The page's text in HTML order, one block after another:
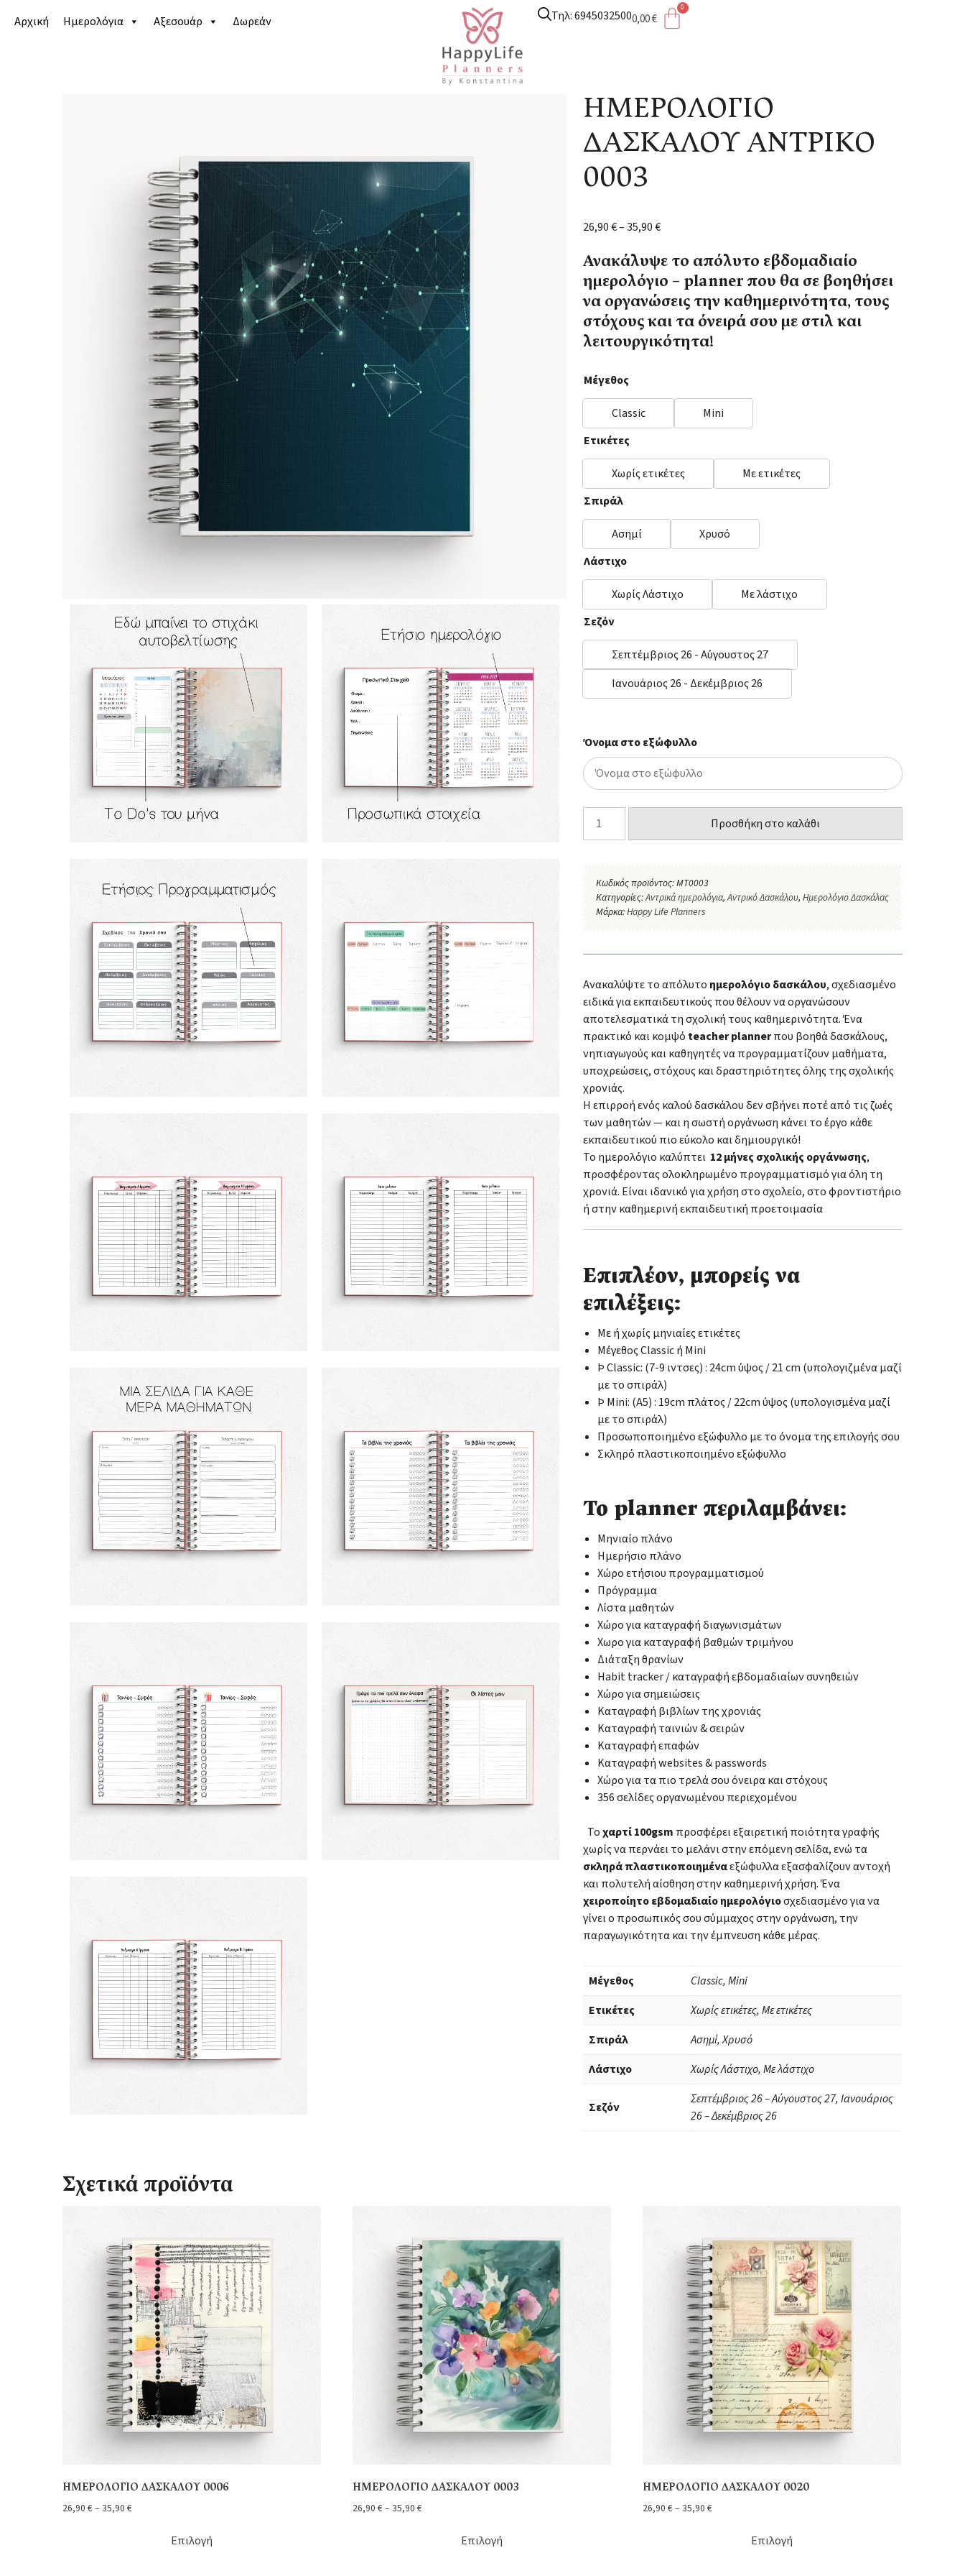
Αρχική Ημερολόγια Αξεσουάρ Δωρεάν Τηλ: 69450325000,00€
Αντρικό Δασκάλου/ ΗΜΕΡΟΛΟΓΙΟ ΔΑΣΚΑΛΟΥ ΑΝΤΡΙΚΟ 0003
ΗΜΕΡΟΛΟΓΙΟ
ΔΑΣΚΑΛΟΥ ΑΝΤΡΙΚΟ
0003
26,90€– 35,90€
Ανακάλυψε το απόλυτο εβδομαδιαίο
ημερολόγιο – planner που θα σε βοηθήσει
να οργανώσεις την καθημερινότητα, τους
στόχους και τα όνειρά σου με στιλ και
λειτουργικότητα!
Μέγεθος
Classic
Mini
Ετικέτες
Χωρίς ετικέτες
Με ετικέτες
Σπιράλ
Ασημί
Χρυσό
Λάστιχο
Χωρίς Λάστιχο
Με λάστιχο
Σεζόν
Σεπτέμβριος 26 - Αύγουστος 27
Ιανουάριος 26 - Δεκέμβριος 26
Όνομα στο εξώφυλλο
Προσθήκη στο καλάθι
Κωδικός προϊόντος:ΜΤ0003
Κατηγορίες:Αντρικά ημερολόγια,Αντρικό Δασκάλου,Ημερολόγιο Δασκάλας
Μάρκα:Happy Life Planners
Ανακαλύψτε το απόλυτο ημερολόγιο δασκάλου, σχεδιασμένο
ειδικά για εκπαιδευτικούς που θέλουν να οργανώσουν
αποτελεσματικά τη σχολική τους καθημερινότητα. Ένα
πρακτικό και κομψό teacher plannerπου βοηθά δασκάλους,
νηπιαγωγούς και καθηγητές να προγραμματίζουν μαθήματα,
υποχρεώσεις, στόχους και δραστηριότητες όλης της σχολικής
χρονιάς.
Η επιρροή ενός καλού δασκάλου δεν σβήνει ποτέ από τις ζωές
των μαθητών — και η σωστή οργάνωση κάνει το έργο κάθε
εκπαιδευτικού πιο εύκολο και δημιουργικό!
Το ημερολόγιο καλύπτει 12 μήνες σχολικής οργάνωσης,
προσφέροντας ολοκληρωμένο προγραμματισμό για όλη τη
χρονιά. Είναι ιδανικό για χρήση στο σχολείο, στο φροντιστήριο
ή στην καθημερινή εκπαιδευτική προετοιμασία
Επιπλέον, μπορείς να
επιλέξεις:
Με ή χωρίς μηνιαίες ετικέτες
Μέγεθος Classic ή Mini
Þ Classic: (7-9 ιντσες) : 24cm ύψος / 21 cm (υπολογιζμένα μαζί
με το σπιράλ)
Þ Mini: (Α5) : 19cm πλάτος / 22cm ύψος (υπολογισμένα μαζί
με το σπιράλ)
Προσωποποιημένο εξώφυλλο με το όνομα της επιλογής σου
Σκληρό πλαστικοποιημένο εξώφυλλο
Το planner περιλαμβάνει:
Μηνιαίο πλάνο
Ημερήσιο πλάνο
Χώρο ετήσιου προγραμματισμού
Πρόγραμμα
Λίστα μαθητών
Χώρο για καταγραφή διαγωνισμάτων
Χωρο για καταγραφή βαθμών τριμήνου
Διάταξη θρανίων
Habit tracker / καταγραφή εβδομαδιαίων συνηθειών
Χώρο για σημειώσεις
Καταγραφή βιβλίων της χρονιάς
Καταγραφή ταινιών & σειρών
Καταγραφή επαφών
Καταγραφή websites & passwords
Χώρο για τα πιο τρελά σου όνειρα και στόχους
356 σελίδες οργανωμένου περιεχομένου
Τοχαρτί 100gsm προσφέρει εξαιρετική ποιότητα γραφής
χωρίς να περνάει το μελάνι στην επόμενη σελίδα, ενώ τα
σκληρά πλαστικοποιημέναεξώφυλλα εξασφαλίζουν αντοχή
και πολυτελή αίσθηση στην καθημερινή χρήση. Ένα
χειροποίητο εβδομαδιαίο ημερολόγιοσχεδιασμένο για να
γίνει ο προσωπικός σου σύμμαχος στην οργάνωση, την
παραγωγικότητα και την έμπνευση κάθε μέρας.
Μέγεθος
Classic, Mini
Ετικέτες
Χωρίς ετικέτες, Με ετικέτες
Σπιράλ
Ασημί, Χρυσό
Λάστιχο
Χωρίς Λάστιχο, Με λάστιχο
Σεζόν
Σεπτέμβριος 26 – Αύγουστος 27, Ιανουάριος
26 – Δεκέμβριος 26
Σχετικά προϊόντα
ΗΜΕΡΟΛΟΓΙΟ ΔΑΣΚΑΛΟΥ 0006
26,90 € – 35,90 €
Επιλογή
ΗΜΕΡΟΛΟΓΙΟ ΔΑΣΚΑΛΟΥ 0003
26,90€ – 35,90€
Επιλογή
ΗΜΕΡΟΛΟΓΙΟ ΔΑΣΚΑΛΟΥ 0020
26,90€ – 35,90€
Επιλογή